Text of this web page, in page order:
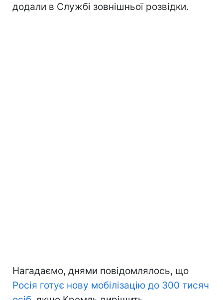
додали в Службі зовнішньої розвідки.
Нагадаємо, днями повідомлялось, що
Росія готує нову мобілізацію до 300 тисяч